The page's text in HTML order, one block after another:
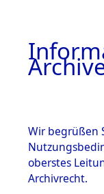
Wir begrüßen
oberstes
Archivrecht.